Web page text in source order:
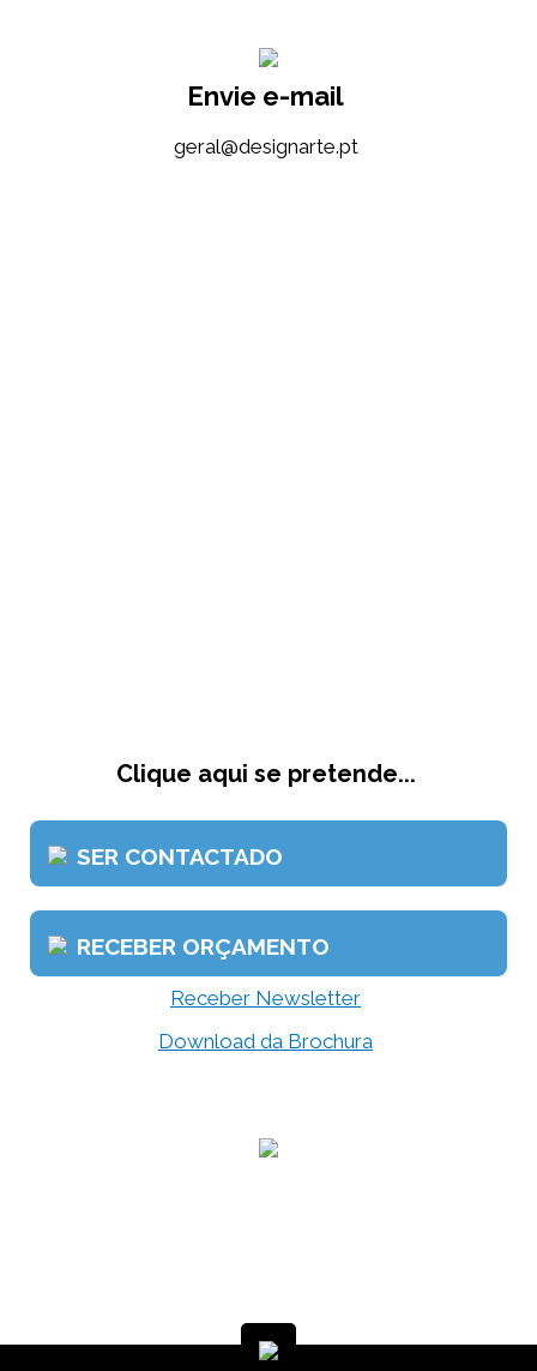
Envie e-mail
tp.etrangised@lareg
Clique aqui se pretende...
SER CONTACTADO
RECEBER ORÇAMENTO
Receber Newsletter
Download da Brochura